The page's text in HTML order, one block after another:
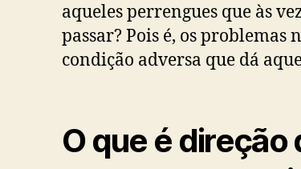
aqueles perrengues que às
passar? Pois é, os problemas
condição adversa que dá
O que é direção